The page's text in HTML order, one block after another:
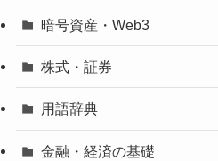
暗号資産・Web3
株式・証券
用語辞典
金融・経済の基礎